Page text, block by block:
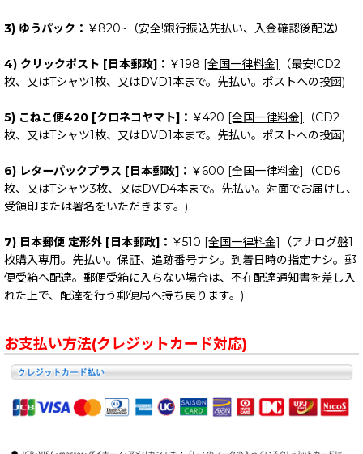
3) ゆうパック： ￥820~（安全!銀行振込先払い、入金確認後配送）
4) クリックポスト [日本郵政]： ￥198 [全国一律料金]
（最安!CD2
枚、又はTシャツ1枚、又はDVD1本まで。先払い。ポストへの投函)
5) こねこ便420 [クロネコヤマト]： ￥420 [全国一律料金]
（CD2
枚、又はTシャツ1枚、又はDVD1本まで。先払い。ポストへの投函)
6) レターパックプラス [日本郵政]： ￥600 [全国一律料金]
（CD6
枚、又はTシャツ3枚、又はDVD4本まで。先払い。対面でお届けし、
受領印または署名をいただきます。)
7) 日本郵便 定形外 [日本郵政]： ￥510 [全国一律料金]
（アナログ盤1
枚購入専用。先払い。保証、追跡番号ナシ。到着日時の指定ナシ。郵
便受箱へ配達。郵便受箱に入らない場合は、不在配達通知書を差し入
れた上で、配達を行う郵便局へ持ち戻ります。)
お支払い方法(クレジットカード対応)